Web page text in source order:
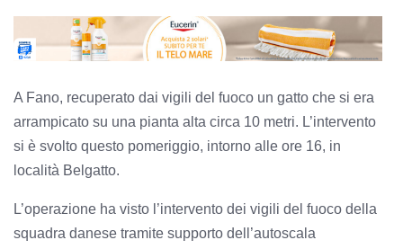
A Fano, recuperato dai vigili del fuoco un gatto che si era
arrampicato su una pianta alta circa 10 metri. L’intervento
si è svolto questo pomeriggio, intorno alle ore 16, in
località Belgatto.
L’operazione ha visto l’intervento dei vigili del fuoco della
squadra danese tramite supporto dell’autoscala